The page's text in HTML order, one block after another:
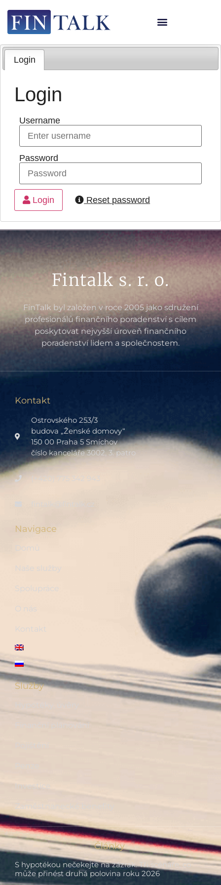
Login
Login
Username
Password
Login Reset password
Fintalk s. r. o.
FinTalk byl založen v roce 2005 jako sdružení
profesionálů finančního poradenství s cílem
poskytovat nejvyšší úroveň finančního
poradenství lidem a společnostem.
Kontakt
Ostrovského 253/3
budova „Ženské domovy“
150 00 Praha 5 Smíchov
číslo kanceláře 3002, 3. patro
(+420) 775 342 943
fintalk@fintalk.cz
Navigace
Domů
Naše služby
Spolupráce
O nás
Kontakt
Služby
Hypotéky, úvěry
Finanční plánování
Investice
Zaměstnanecké benefity
Články
S hypotékou nečekejte na zázrak. Tři scénáře, co
může přinést druhá polovina roku 2026